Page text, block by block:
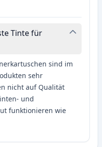
Tinte für
sind im
sehr
nicht auf Qualität
und
funktionieren wie